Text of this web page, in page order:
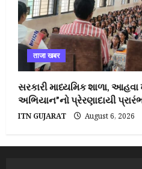
ताजा खबर
સરકારી માધ્યમિક શાળા,
અભિયાન”નો પ્રેરણાદાયી
ITN GUJARAT August 6, 2026